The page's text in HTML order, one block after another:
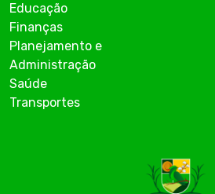
Educação
Finanças
Planejamento e
Administração
Saúde
Transportes